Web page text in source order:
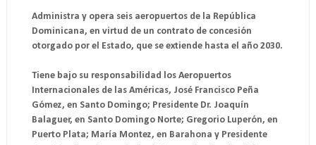
Administra y opera seis aeropuertos de la República
Dominicana, en virtud de un contrato de concesión
otorgado por el Estado, que se extiende hasta el año 2030.
Tiene bajo su responsabilidad los Aeropuertos
Internacionales de las Américas, José Francisco Peña
Gómez, en Santo Domingo; Presidente Dr. Joaquín
Balaguer, en Santo Domingo Norte; Gregorio Luperón, en
Puerto Plata; María Montez, en Barahona y Presidente